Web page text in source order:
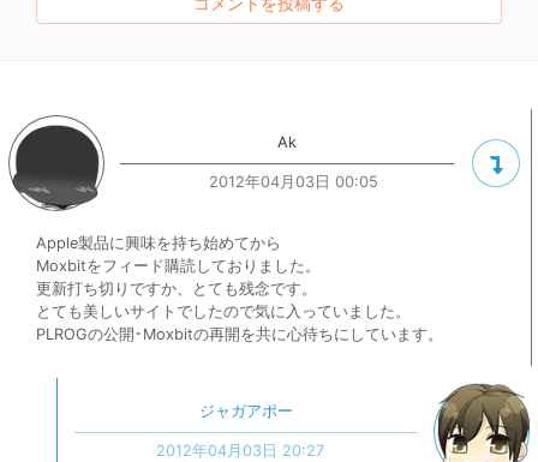
Ak
2012年04月03日 00:05
Apple製品に興味を持ち始めてから
Moxbitをフィード購読しておりました。
更新打ち切りですか、とても残念です。
とても美しいサイトでしたので気に入っていました。
PLROGの公開･Moxbitの再開を共に心待ちにしています。
ジャガアポー
2012年04月03日 20:27